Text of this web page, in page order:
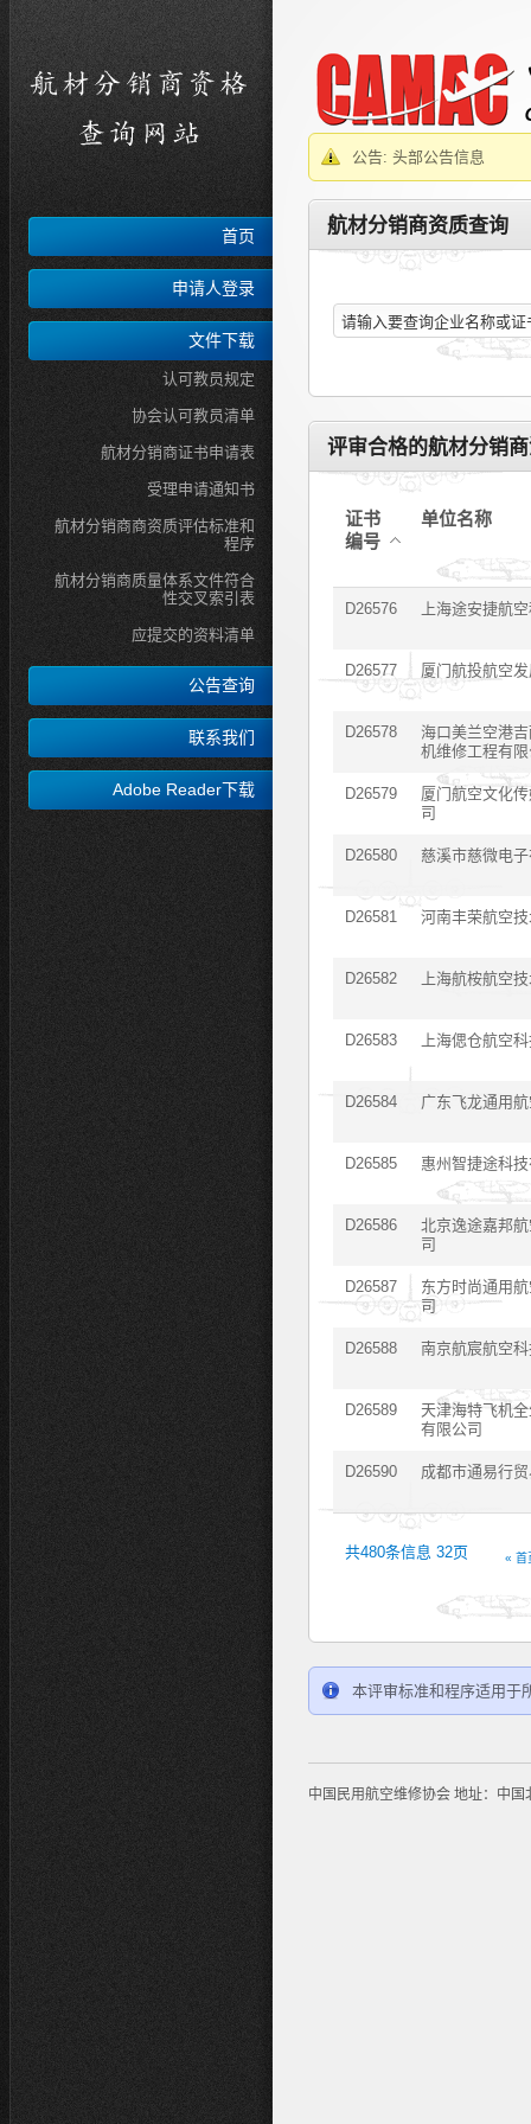
首页
申请人登录
文件下载
认可教员规定
协会认可教员清单
航材分销商证书申请表
受理申请通知书
航材分销商商资质评估标准和
程序
航材分销商质量体系文件符合
性交叉索引表
应提交的资料清单
公告查询
联系我们
Adobe Reader下载
公告: 头部公告信息
航材分销商资质查询
评审合格的航材分销
证书
编号
单位名称
D26576 上海途安捷航
D26577 厦门航投航空
D26578
海口美兰空港
机维修工程有
D26579
厦门航空文化
司
D26580 慈溪市慈微电
D26581 河南丰荣航空
D26582 上海航桉航空
D26583 上海偲仓航空
D26584 广东飞龙通用
D26585 惠州智捷途科
D26586
北京逸途嘉邦
司
D26587
东方时尚通用
司
D26588 南京航宸航空
D26589
天津海特飞机
有限公司
D26590 成都市通易行
共480条信息 32页 « 首
本评审标准和程序适用于
中国民用航空维修协会 地址：中